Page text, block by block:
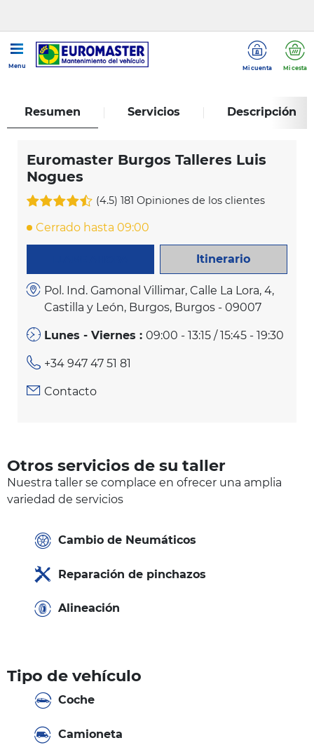
Menu Mi cuenta Mi cesta
Euromaster Burgos Talleres Luis Nogues
Resumen Servicios Descripción
Euromaster Burgos Talleres Luis
Nogues
(4.5) 181 Opiniones de los clientes
Cerrado hasta 09:00
Itinerario
Pol. Ind. Gamonal Villimar, Calle La Lora, 4,
Castilla y León, Burgos, Burgos - 09007
Lunes - Viernes :09:00 - 13:15 / 15:45 - 19:30
+34 947 47 51 81
Contacto
Otros servicios de su taller
Nuestra taller se complace en ofrecer una amplia
variedad de servicios
Cambio de Neumáticos
Reparación de pinchazos
Alineación
Tipo de vehículo
Coche
Camioneta